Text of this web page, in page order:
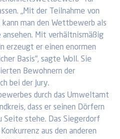
„Mit der Teilnahme von
man den Wettbewerb als
Mit verhältnismäßig
erzeugt er einen enormen
Basis", sagte Woll. Sie
Bewohnern der
bei der Jury.
durch das Umweltamt
dass er seinen Dörfern
Seite stehe. Das Siegerdorf
aus den anderen